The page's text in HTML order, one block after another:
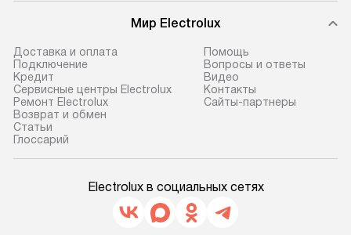
Мир Electrolux
Доставка и оплата
Подключение
Кредит
Сервисные центры Electrolux
Ремонт Electrolux
Возврат и обмен
Cтатьи
Глоссарий
Помощь
Вопросы и ответы
Видео
Контакты
Сайты-партнеры
Electrolux в социальных сетях